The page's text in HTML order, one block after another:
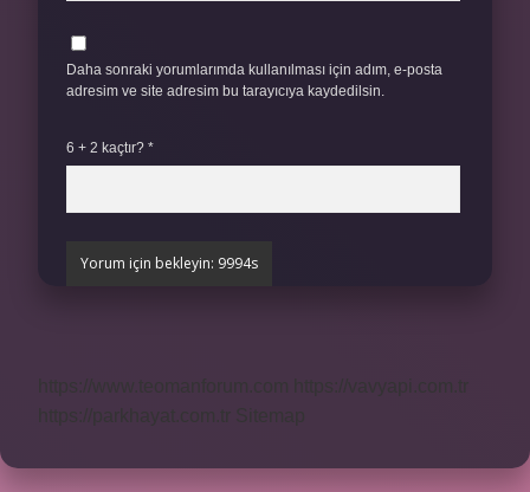
Daha sonraki yorumlarımda kullanılması için adım, e-posta
adresim ve site adresim bu tarayıcıya kaydedilsin.
6 + 2 kaçtır? *